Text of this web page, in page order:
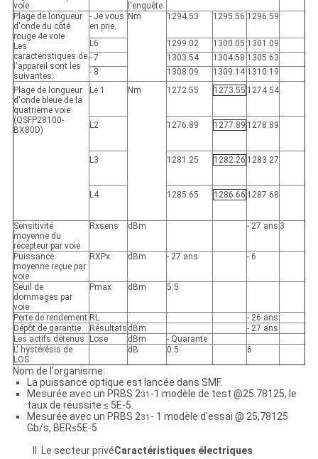
voie
l'enquête
Plage de longueur
d'onde du côté
rouge 4e voie
Les
caractéristiques de
l'appareil sont les
suivantes:
- Je vous
en prie.
Nm 1294.53 1295.56 1296.59
L6 1299.02 1300.05 1301.09
- 7
1303.54 1304.58 1305.63
- 8
1308.09 1309.14 1310.19
Plage de longueur
d'onde bleue de la
quatrième voie
(QSFP28100-
BX80D)
Le 1 Nm 1272.55 1273.55 1274.54
L2 1276.89 1277.89 1278.89
L3 1281.25 1282.26 1283.27
L4 1285.65 1286.66 1287.68
Sensitivité
moyenne du
récepteur par voie
Rxsens dBm - 27 ans 3
Puissance
moyenne reçue par
voie
RXPx dBm - 27 ans - 6
Seuil de
dommages par
voie
Pmax dBm 5.5
Perte de rendement RL
- 26 ans
Dépôt de garantie
Résultats dBm
- 27 ans
Les actifs détenus
Lose dBm
- Quarante
L' hystérésis de
LOS
dB 0.5 6
Nom de l'organisme:
La puissance optique est lancée dans SMF.
Mesurée avec un PRBS 231 -1 modèle de test @25.78125, le
taux de réussite ≤ 5E-5.
Mesurée avec un PRBS 231 - 1 modèle d'essai @ 25,78125
Gb/s, BER≤5E-5
II. Le secteur privéCaractéristiques électriques